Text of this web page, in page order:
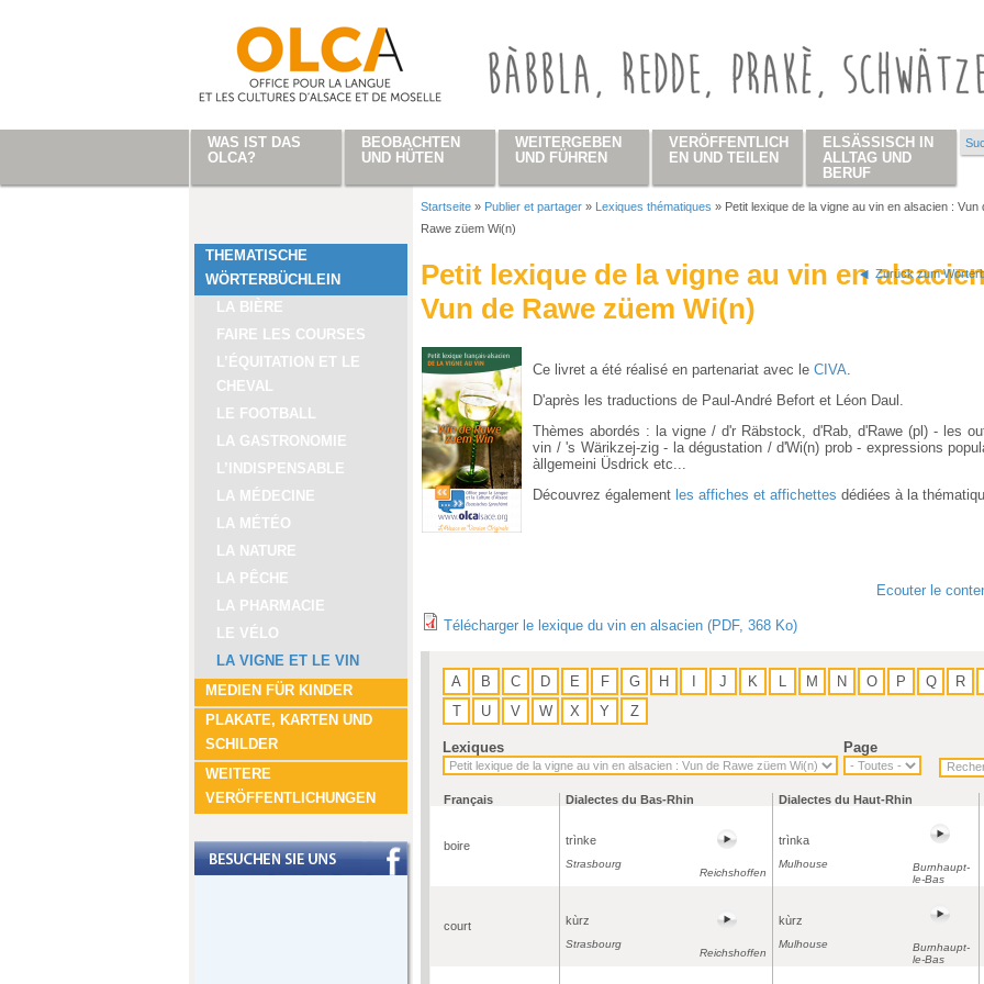
THEMATISCHE
WÖRTERBÜCHLEIN
LA BIÈRE
FAIRE LES COURSES
L’ÉQUITATION ET LE
CHEVAL
LE FOOTBALL
LA GASTRONOMIE
L’INDISPENSABLE
LA MÉDECINE
LA MÉTÉO
LA NATURE
LA PÊCHE
LA PHARMACIE
LE VÉLO
LA VIGNE ET LE VIN
MEDIEN FÜR KINDER
PLAKATE, KARTEN UND
SCHILDER
WEITERE
VERÖFFENTLICHUNGEN
Sie sind hier
Startseite » Publier et partager » Lexiques thématiques » Petit lexique de la vigne au vin en alsacien : Vun
Rawe züem Wi(n)
Zurück zum
Petit lexique de la vigne au vin en
Vun de Rawe züem Wi(n)
Ce livret a été réalisé en partenariat avec le CIVA
D'après les traductions de Paul-André Befort et Léon Daul.
Thèmes abordés : la vigne / d'r Räbstock, d'Rab, d'Rawe (pl) - les
vin / 's Wärikzej-zig - la dégustation / d'Wi(n) prob - expressions
àllgemeini Üsdrick etc...
Découvrez également les affiches et affichettes dédiées à la
Ecouter le
Télécharger le lexique du vin en alsacien (PDF, 368 Ko)
A B C D E F G H J K M N O P Q R
T
U V W X Y Z
Lexiques Page
Français Dialectes du Bas-Rhin Dialectes du Haut-Rhin
boire trìnke
Strasbourg
Reichshoffen
trìnka
Mulhouse
Burnhaupt-
le-Bas
court kùrz
Strasbourg
Reichshoffen
kùrz
Mulhouse
Burnhaupt-
le-Bas
WAS IST DAS
OLCA?
BEOBACHTEN
UND HÜTEN
WEITERGEBEN
UND FÜHREN
VERÖFFENTLICH
EN UND TEILEN
ELSÄSSISCH IN
ALLTAG UND
BERUF